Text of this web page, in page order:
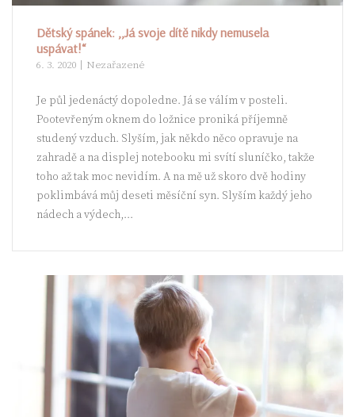
Dětský spánek: ,,Já svoje dítě nikdy nemusela
uspávat!“
6. 3. 2020 Nezařazené
Je půl jedenáctý dopoledne. Já se válím v posteli.
Pootevřeným oknem do ložnice proniká příjemně
studený vzduch. Slyším, jak někdo něco opravuje na
zahradě a na displej notebooku mi svítí sluníčko, takže
toho až tak moc nevidím. A na mě už skoro dvě hodiny
poklimbává můj deseti měsíční syn. Slyším každý jeho
nádech a výdech,...